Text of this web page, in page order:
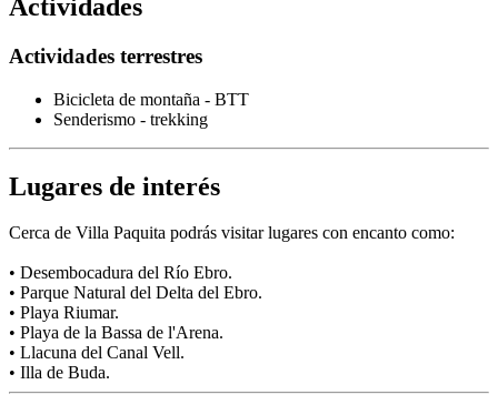
Actividades
Actividades terrestres
Bicicleta de montaña - BTT
Senderismo - trekking
Lugares de interés
Cerca de Villa Paquita podrás visitar lugares con encanto como:
• Desembocadura del Río Ebro.
• Parque Natural del Delta del Ebro.
• Playa Riumar.
• Playa de la Bassa de l'Arena.
• Llacuna del Canal Vell.
• Illa de Buda.